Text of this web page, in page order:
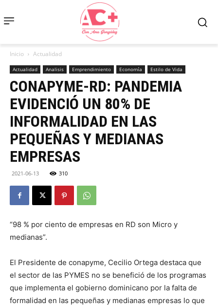
Inicio Actualidad
Actualidad Analisis Emprendimiento Economía Estilo de Vida
CONAPYME-RD: PANDEMIA
EVIDENCIÓ UN 80% DE
INFORMALIDAD EN LAS
PEQUEÑAS Y MEDIANAS
EMPRESAS
2021-06-13 310
“98 % por ciento de empresas en RD son Micro y
medianas”.
El Presidente de conapyme, Cecilio Ortega destaca que
el sector de las PYMES no se benefició de los programas
que implementa el gobierno dominicano por la falta de
formalidad en las pequeñas y medianas empresas lo que